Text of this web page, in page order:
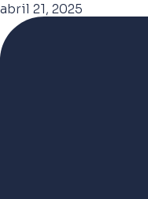
abril 21, 2025